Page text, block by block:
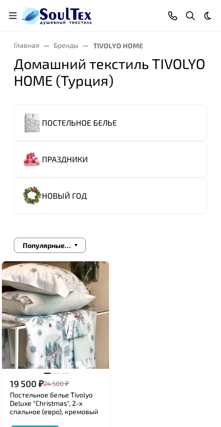
Главная Бренды TIVOLYO HOME
Домашний текстиль TIVOLYO
HOME (Турция)
ПОСТЕЛЬНОЕ БЕЛЬЕ
ПРАЗДНИКИ
НОВЫЙ ГОД
Популярные сначала
19 500₽24 500₽
Постельное белье Tivolyo
Deluxe "Christmas", 2-х
спальное (евро), кремовый